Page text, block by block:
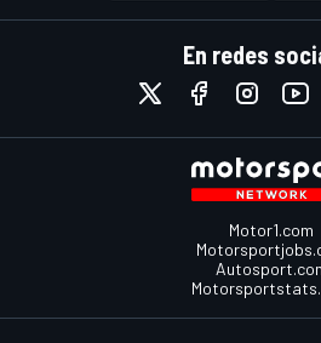
En redes
Motor1.com